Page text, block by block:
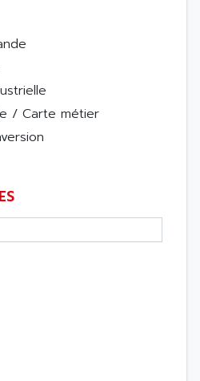
/ Carte métier